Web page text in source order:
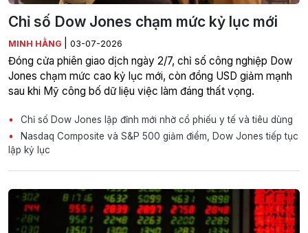
Chỉ số Dow Jones chạm mức kỷ lục mới
MINH HẰNG 03-07-2026
Đóng cửa phiên giao dịch ngày 2/7, chỉ số công nghiệp Dow
Jones chạm mức cao kỷ lục mới, còn đồng USD giảm mạnh
sau khi Mỹ công bố dữ liệu việc làm đáng thất vọng.
Chỉ số Dow Jones lập đỉnh mới nhờ cổ phiếu y tế và tiêu dùng
Nasdaq Composite và S&P 500 giảm điểm, Dow Jones tiếp tục
lập kỷ lục